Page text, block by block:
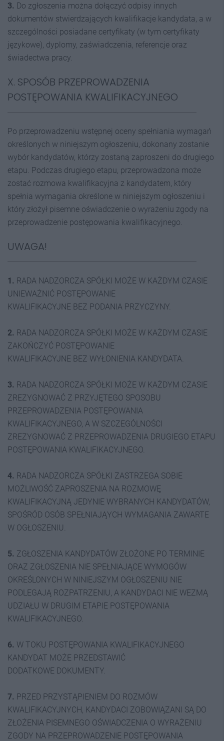
3. Do zgłoszenia można dołączyć odpisy innych
dokumentów stwierdzających kwalifikacje kandydata, a w
szczególności posiadane certyfikaty (w tym certyfikaty
językowe), dyplomy, zaświadczenia, referencje oraz
świadectwa pracy.
X. SPOSÓB PRZEPROWADZENIA
POSTĘPOWANIA KWALIFIKACYJNEGO
Po przeprowadzeniu wstępnej oceny spełniania wymagań
określonych w niniejszym ogłoszeniu, dokonany zostanie
wybór kandydatów, którzy zostaną zaproszeni do drugiego
etapu. Podczas drugiego etapu, przeprowadzona może
zostać rozmowa kwalifikacyjna z kandydatem, który
spełnia wymagania określone w niniejszym ogłoszeniu i
który złożył pisemne oświadczenie o wyrażeniu zgody na
przeprowadzenie postępowania kwalifikacyjnego.
UWAGA!
1. RADA NADZORCZA SPÓŁKI MOŻE W KAŻDYM CZASIE
UNIEWAŻNIĆ POSTĘPOWANIE
KWALIFIKACYJNE BEZ PODANIA PRZYCZYNY.
2. RADA NADZORCZA SPÓŁKI MOŻE W KAŻDYM CZASIE
ZAKOŃCZYĆ POSTĘPOWANIE
KWALIFIKACYJNE BEZ WYŁONIENIA KANDYDATA.
3. RADA NADZORCZA SPÓŁKI MOŻE W KAŻDYM CZASIE
ZREZYGNOWAĆ Z PRZYJĘTEGO SPOSOBU
PRZEPROWADZENIA POSTĘPOWANIA
KWALIFIKACYJNEGO, A W SZCZEGÓLNOŚCI
ZREZYGNOWAĆ Z PRZEPROWADZENIA DRUGIEGO ETAPU
POSTĘPOWANIA KWALIFIKACYJNEGO.
4. RADA NADZORCZA SPÓŁKI ZASTRZEGA SOBIE
MOŻLIWOŚĆ ZAPROSZENIA NA ROZMOWĘ
KWALIFIKACYJNĄ JEDYNIE WYBRANYCH KANDYDATÓW,
SPOŚRÓD OSÓB SPEŁNIAJĄYCH WYMAGANIA ZAWARTE
W OGŁOSZENIU.
5. ZGŁOSZENIA KANDYDATÓW ZŁOŻONE PO TERMINIE
ORAZ ZGŁOSZENIA NIE SPEŁNIAJĄCE WYMOGÓW
OKREŚLONYCH W NINIEJSZYM OGŁOSZENIU NIE
PODLEGAJĄ ROZPATRZENIU, A KANDYDACI NIE WEZMĄ
UDZIAŁU W DRUGIM ETAPIE POSTĘPOWANIA
KWALIFIKACYJNEGO.
6. W TOKU POSTĘPOWANIA KWALIFIKACYJNEGO
KANDYDAT MOŻE PRZEDSTAWIĆ
DODATKOWE DOKUMENTY.
7. PRZED PRZYSTĄPIENIEM DO ROZMÓW
KWALIFIKACYJNYCH, KANDYDACI ZOBOWIĄZANI SĄ DO
ZŁOŻENIA PISEMNEGO OŚWIADCZENIA O WYRAŻENIU
ZGODY NA PRZEPROWADZENIE POSTĘPOWANIA